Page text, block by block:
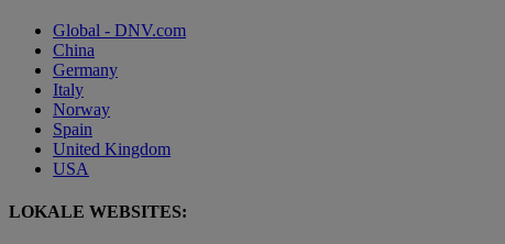
Global - DNV.com
China
Germany
Italy
Norway
Spain
United Kingdom
USA
LOKALE WEBSITES: